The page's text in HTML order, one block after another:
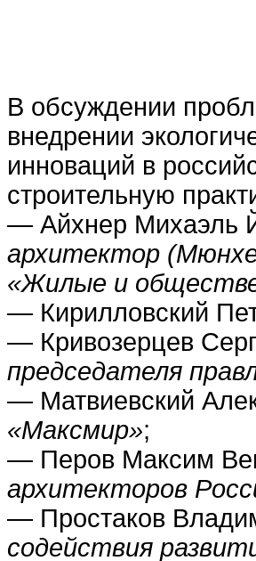
В обсуждении
внедрении
инноваций в
строительную
— Айхнер Михаэль
архитектор
«Жилые и
— Кирилловский
— Кривозерцев
председателя
— Матвиевский
«Максмир»;
— Перов Максим
архитекторов
— Простаков
содействия